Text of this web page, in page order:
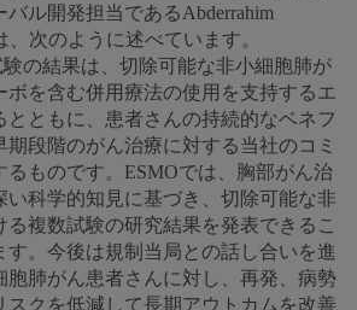
ル開発担当であるAbderrahim
、次のように述べています。
験の結果は、切除可能な非小細胞肺が
ボを含む併用療法の使用を支持するエ
とともに、患者さんの持続的なベネフ
期段階のがん治療に対する当社のコミ
るものです。ESMOでは、胸部がん治
い科学的知見に基づき、切除可能な非
複数試験の研究結果を発表できるこ
す。今後は規制当局との話し合いを進
胞肺がん患者さんに対し、再発、病勢
スクを低減して長期アウトカムを改善